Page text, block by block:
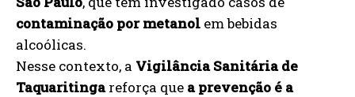
contaminação por metanol em bebidas
alcoólicas.
Nesse contexto, a Vigilância Sanitária de
Taquaritingareforça que a prevenção é a